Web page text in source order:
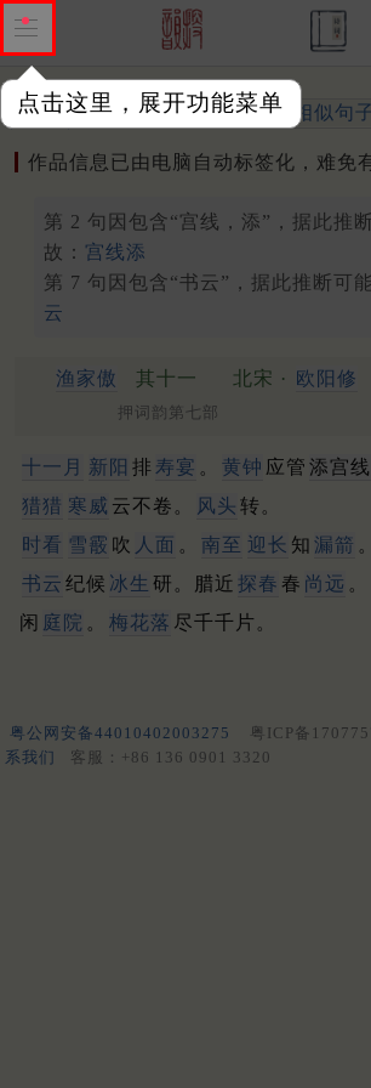
点击这里，展开功能菜单
作品 标注四声 出处、引用 相似句
作品信息已由电脑自动标签化，难免
第 2 句因包含“宫线，添”，据此推
故： 宫线添
第 7 句因包含“书云”，据此推断可
云
渔家傲 其十一 北宋 · 欧阳修
押词韵第七部
十一月 新阳 排 寿宴 。 黄钟 应管 添宫线
猎猎 寒威 云不卷。 风头 转。
时看 雪霰 吹 人面 。 南至 迎长 知 漏箭 。
书云 纪候 冰生 研。腊近 探春 春 尚远 。
闲 庭院 。 梅花落 尽千千片。
粤公网安备44010402003275 粤ICP备
系我们
客服：+86 136 0901 3320